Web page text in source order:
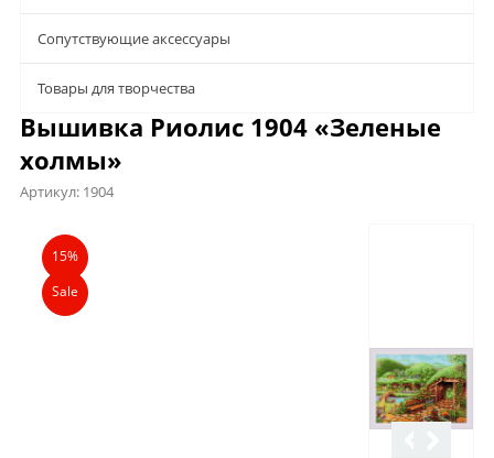
Сопутствующие аксессуары
Товары для творчества
Вышивка Риолис 1904 «Зеленые
холмы»
Артикул: 1904
Описание
15%
Sale